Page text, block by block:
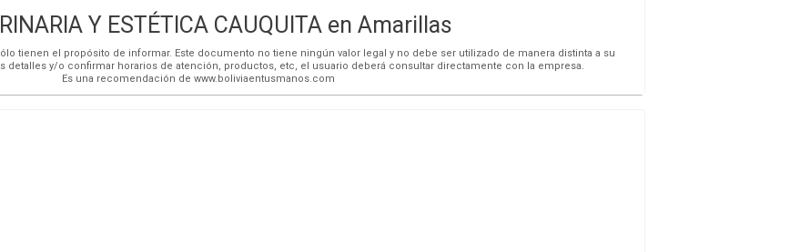
Y ESTÉTICA CAUQUITA en Amarillas
tienen el propósito de informar. Este documento no tiene ningún valor legal y no debe ser utilizado de manera distinta a su
detalles y/o confirmar horarios de atención, productos, etc, el usuario deberá consultar directamente con la empresa.
Es una recomendación de www.boliviaentusmanos.com